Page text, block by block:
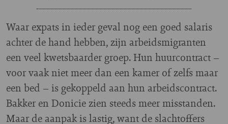
Waar expats in ieder geval nog een goed salaris
achter de hand hebben, zijn arbeidsmigranten
een veel kwetsbaarder groep. Hun huurcontract –
voor vaak niet meer dan een kamer of zelfs maar
een bed – is gekoppeld aan hun arbeidscontract.
Bakker en Donicie zien steeds meer misstanden.
Maar de aanpak is lastig, want de slachtoffers